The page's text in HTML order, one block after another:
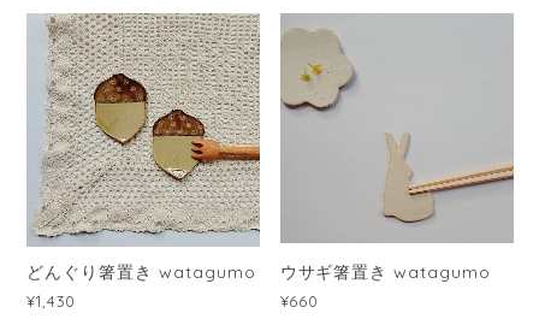
どんぐり箸置き watagumo
¥1,430
ウサギ箸置き watagumo
¥660